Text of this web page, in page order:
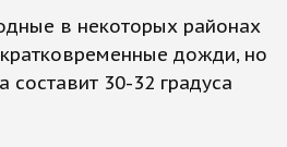
в некоторых районах
дожди, но
составит 30-32 градуса